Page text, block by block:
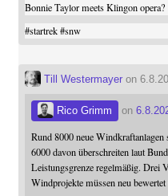
Bonnie Taylor meets Klingon opera?
#startrek #snw
Till Westermayeron
Rico Grimm on
Rund 8000 neue
6000 davon überschreiten laut
Leistungsgrenze regelmäßig. Drei
Windprojekte müssen neu bewertet